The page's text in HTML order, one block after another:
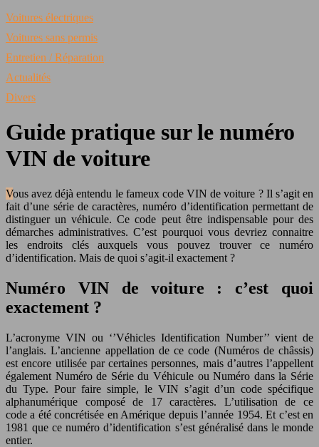
Voitures électriques
Voitures sans permis
Entretien / Réparation
Actualités
Divers
Guide pratique sur le numéro
VIN de voiture
Vous avez déjà entendu le fameux code VIN de voiture ? Il s’agit en
fait d’une série de caractères, numéro d’identification permettant de
distinguer un véhicule. Ce code peut être indispensable pour des
démarches administratives. C’est pourquoi vous devriez connaitre
les endroits clés auxquels vous pouvez trouver ce numéro
d’identification. Mais de quoi s’agit-il exactement ?
Numéro VIN de voiture : c’est quoi
exactement ?
L’acronyme VIN ou ‘’Véhicles Identification Number’’ vient de
l’anglais. L’ancienne appellation de ce code (Numéros de châssis)
est encore utilisée par certaines personnes, mais d’autres l’appellent
également Numéro de Série du Véhicule ou Numéro dans la Série
du Type. Pour faire simple, le VIN s’agit d’un code spécifique
alphanumérique composé de 17 caractères. L’utilisation de ce
code a été concrétisée en Amérique depuis l’année 1954. Et c’est en
1981 que ce numéro d’identification s’est généralisé dans le monde
entier.